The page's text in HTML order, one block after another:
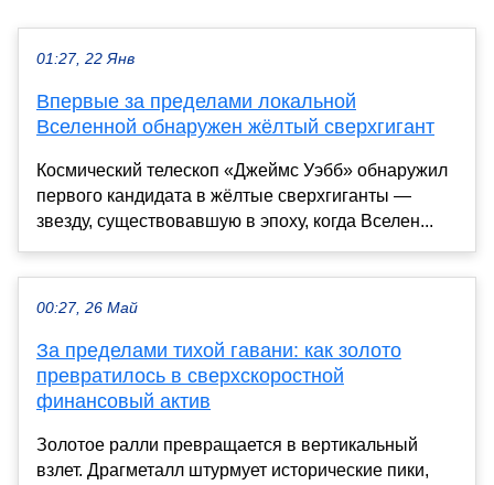
01:27, 22 Янв
Впервые за пределами локальной
Вселенной обнаружен жёлтый сверхгигант
Космический телескоп «Джеймс Уэбб» обнаружил
первого кандидата в жёлтые сверхгиганты —
звезду, существовавшую в эпоху, когда Вселен...
00:27, 26 Май
За пределами тихой гавани: как золото
превратилось в сверхскоростной
финансовый актив
Золотое ралли превращается в вертикальный
взлет. Драгметалл штурмует исторические пики,